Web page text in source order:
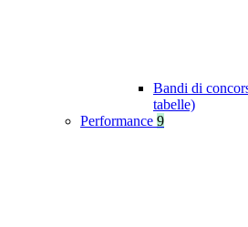
Bandi di
tabelle)
Performance 9